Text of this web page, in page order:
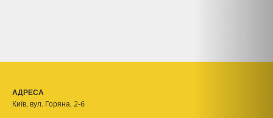
АДРЕСА
Київ, вул. Горяна, 2-б